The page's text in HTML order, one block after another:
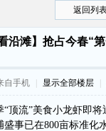
返回列
沿滩】抢占今春“
自手机 显示全部楼层
顶流”美食小龙虾即
事已在800亩标准化